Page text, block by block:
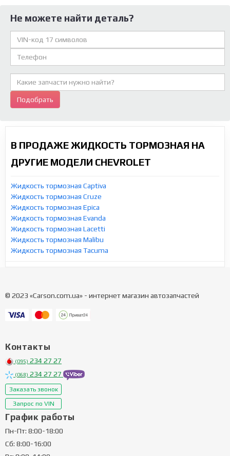
Не можете найти деталь?
Подобрать
В ПРОДАЖЕ ЖИДКОСТЬ ТОРМОЗНАЯ НА
ДРУГИЕ МОДЕЛИ CHEVROLET
Жидкость тормозная Captiva
Жидкость тормозная Cruze
Жидкость тормозная Epica
Жидкость тормозная Evanda
Жидкость тормозная Lacetti
Жидкость тормозная Malibu
Жидкость тормозная Tacuma
© 2023 «Carson.com.ua» - интернет магазин автозапчастей
Контакты
(095) 234 27 27
(068) 234 27 27
Заказать звонок
Запрос по VIN
График работы
Пн-Пт: 8:00-18:00
Сб: 8:00-16:00